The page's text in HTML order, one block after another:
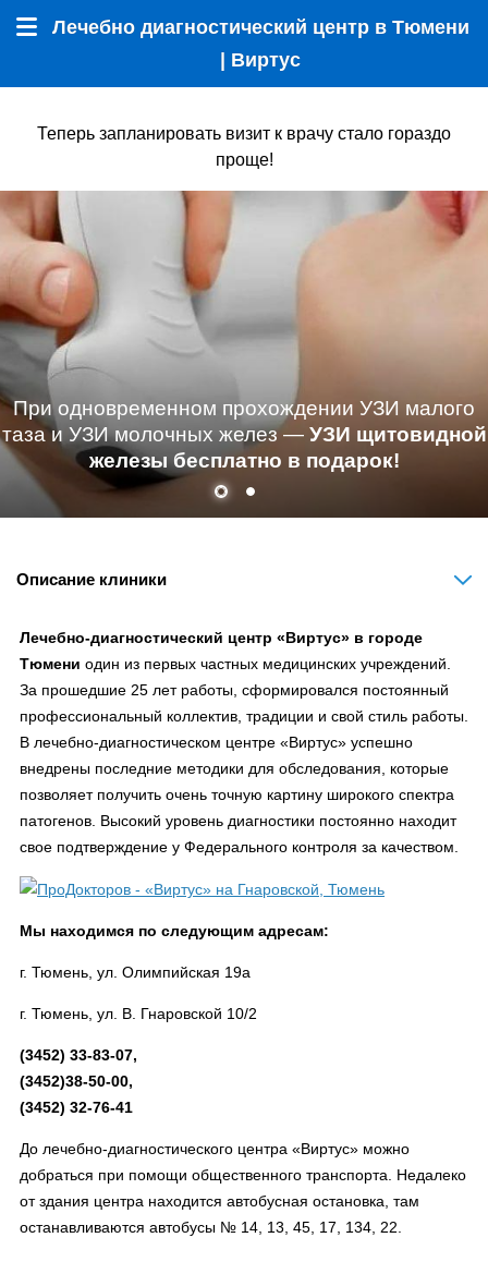
Лечебно диагностический центр в Тюмени
| Виртус
Теперь запланировать визит к врачу стало гораздо
проще!
При одновременном прохождении УЗИ малого
таза и УЗИ молочных желез — УЗИ щитовидной
железы бесплатно в подарок!
Описание клиники
Лечебно-диагностический центр «Виртус» в городе
Тюмени один из первых частных медицинских учреждений.
За прошедшие 25 лет работы, сформировался постоянный
профессиональный коллектив, традиции и свой стиль работы.
В лечебно-диагностическом центре «Виртус» успешно
внедрены последние методики для обследования, которые
позволяет получить очень точную картину широкого спектра
патогенов. Высокий уровень диагностики постоянно находит
свое подтверждение у Федерального контроля за качеством.
Мы находимся по следующим адресам:
г. Тюмень, ул. Олимпийская 19а
г. Тюмень, ул. В. Гнаровской 10/2
(3452) 33-83-07,
(3452)38-50-00,
(3452) 32-76-41
До лечебно-диагностического центра «Виртус» можно
добраться при помощи общественного транспорта. Недалеко
от здания центра находится автобусная остановка, там
останавливаются автобусы № 14, 13, 45, 17, 134, 22.